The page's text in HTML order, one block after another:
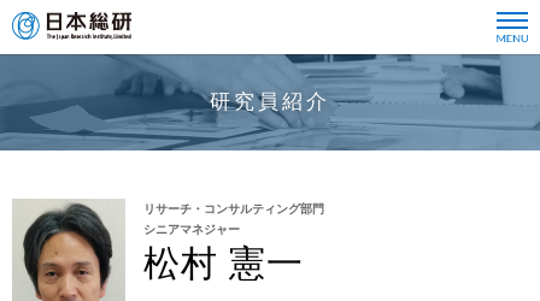
研究員紹介
リサーチ・コンサルティング部門
シニアマネジャー
松村 憲一